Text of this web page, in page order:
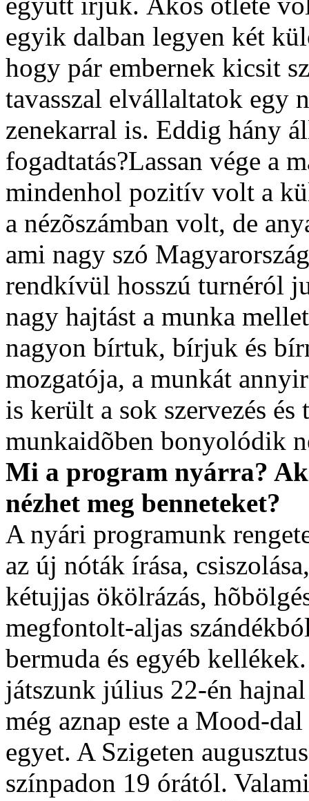
egyik dalban legyen két
hogy pár embernek kicsit
tavasszal elvállaltatok egy
zenekarral is. Eddig hány
fogadtatás?Lassan vége a
mindenhol pozitív volt a
a nézõszámban volt, de
ami nagy szó
rendkívül hosszú turnéról
nagy hajtást a munka
nagyon bírtuk, bírjuk és
mozgatója, a munkát
is került a sok szervezés
munkaidõben bonyolódik
Mi a program nyárra?
nézhet meg benneteket?
A nyári programunk
az új nóták írása,
kétujjas ökölrázás,
megfontolt-aljas
bermuda és egyéb
játszunk július 22-én
még aznap este a Mood-
egyet. A Szigeten
színpadon 19 órától.